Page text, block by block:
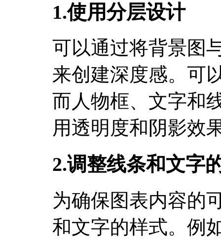
1.使用分层设计
可以通过将背景图
来创建深度感。可
而人物框、文字和
用透明度和阴影效
2.调整线条和文字
为确保图表内容的
和文字的样式。例